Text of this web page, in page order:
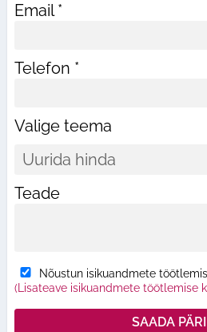
Email *
Telefon *
Valige teema
Teade
Nõustun isikuandmete
(Lisateave isikuandmete töötlemise